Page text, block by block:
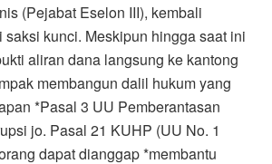
(Pejabat Eselon III), kembali
kunci. Meskipun hingga saat ini
aliran dana langsung ke kantong
membangun dalil hukum yang
*Pasal 3 UU Pemberantasan
jo. Pasal 21 KUHP (UU No. 1
dapat dianggap *membantu